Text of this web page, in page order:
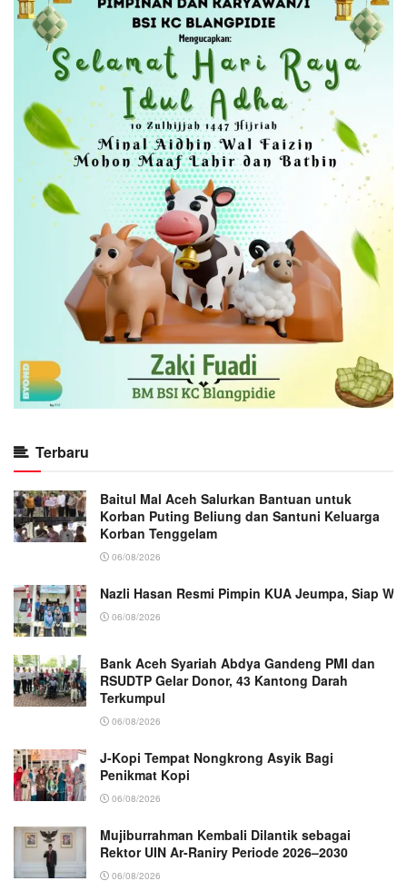
Terbaru
Baitul Mal Aceh Salurkan Bantuan untuk
Korban Puting Beliung dan Santuni Keluarga
Korban Tenggelam
06/08/2026
Nazli Hasan Resmi Pimpin KUA Jeumpa, Siap
06/08/2026
Bank Aceh Syariah Abdya Gandeng PMI dan
RSUDTP Gelar Donor, 43 Kantong Darah
Terkumpul
06/08/2026
J-Kopi Tempat Nongkrong Asyik Bagi
Penikmat Kopi
06/08/2026
Mujiburrahman Kembali Dilantik sebagai
Rektor UIN Ar-Raniry Periode 2026–2030
06/08/2026